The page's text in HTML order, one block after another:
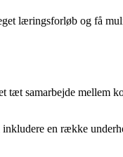
læringsforløb og få
samarbejde mellem
en række